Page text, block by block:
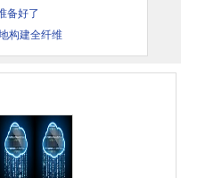
备好了
构建全纤维